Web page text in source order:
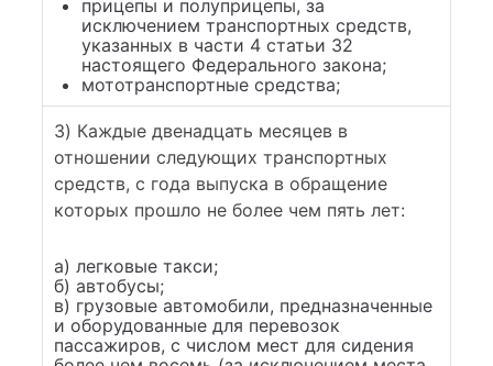
прицепы и полуприцепы, за
исключением транспортных средств,
указанных в части 4 статьи 32
настоящего Федерального закона;
мототранспортные средства;
3) Каждые двенадцать месяцев в
отношении следующих транспортных
средств, с года выпуска в обращение
которых прошло не более чем пять лет:
а) легковые такси;
б) автобусы;
в) грузовые автомобили, предназначенные
и оборудованные для перевозок
пассажиров, с числом мест для сидения